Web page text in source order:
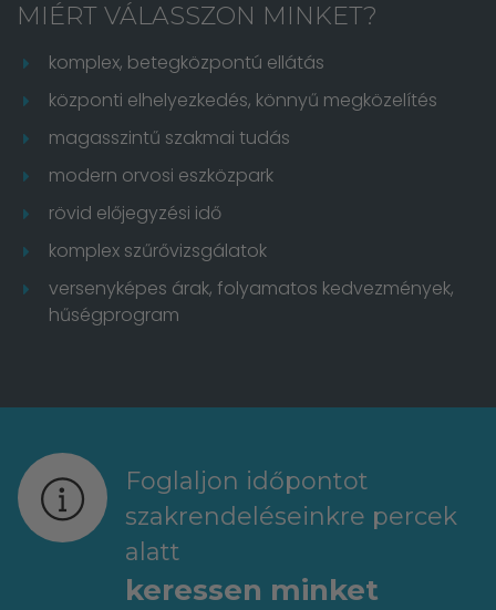
MIÉRT VÁLASSZON MINKET?
komplex, betegközpontú ellátás
központi elhelyezkedés, könnyű megközelítés
magasszintű szakmai tudás
modern orvosi eszközpark
rövid előjegyzési idő
komplex szűrővizsgálatok
versenyképes árak, folyamatos kedvezmények,
hűségprogram
Foglaljon időpontot
szakrendeléseinkre percek
alatt
keressen minket